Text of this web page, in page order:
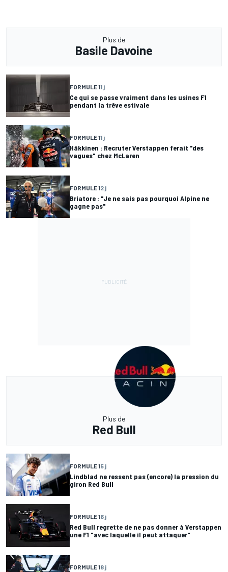
Plus de
Basile Davoine
FORMULE 11 j
Ce qui se passe vraiment dans les usines F1
pendant la trêve estivale
FORMULE 11 j
Häkkinen : Recruter Verstappen ferait "des
vagues" chez McLaren
FORMULE 12 j
Briatore : "Je ne sais pas pourquoi Alpine ne
gagne pas"
Plus de
Red Bull
FORMULE 15 j
Lindblad ne ressent pas (encore) la pression du
giron Red Bull
FORMULE 16 j
Red Bull regrette de ne pas donner à Verstappen
une F1 "avec laquelle il peut attaquer"
FORMULE 18 j